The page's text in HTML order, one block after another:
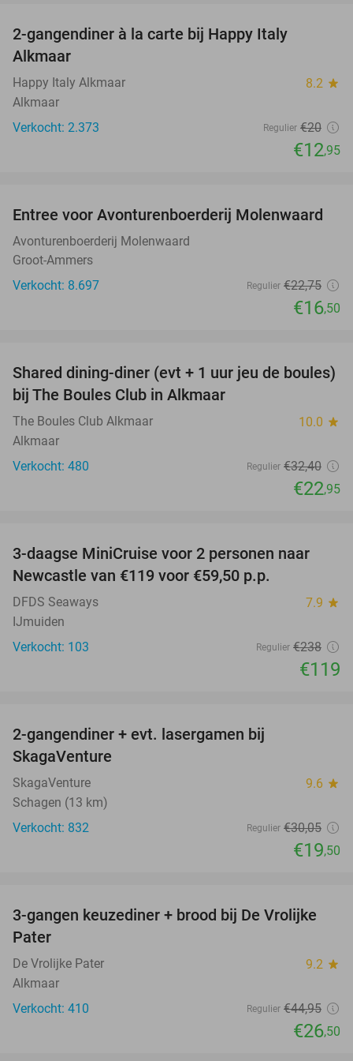
2-gangendiner à la carte bij Happy Italy
Alkmaar
Happy Italy Alkmaar 8.2 star
Alkmaar
Verkocht: 2.373
Regulier €20
€12,95
27%
Entree voor Avonturenboerderij Molenwaard
Avonturenboerderij Molenwaard
Groot-Ammers
Verkocht: 8.697
Regulier €22,75
€16,50
29%
Shared dining-diner (evt + 1 uur jeu de boules)
bij The Boules Club in Alkmaar
The Boules Club Alkmaar 10.0 star
Alkmaar
Verkocht: 480
Regulier €32,40
€22,95
50%
3-daagse MiniCruise voor 2 personen naar
Newcastle van €119 voor €59,50 p.p.
DFDS Seaways 7.9 star
IJmuiden
Verkocht: 103
Regulier €238
€119
2-gangendiner + evt. lasergamen bij
SkagaVenture
SkagaVenture 9.6 star
Schagen (13 km)
Verkocht: 832
Regulier €30,05
€19,50
41%
3-gangen keuzediner + brood bij De Vrolijke
Pater
De Vrolijke Pater 9.2 star
Alkmaar
Verkocht: 410
Regulier €44,95
€26,50